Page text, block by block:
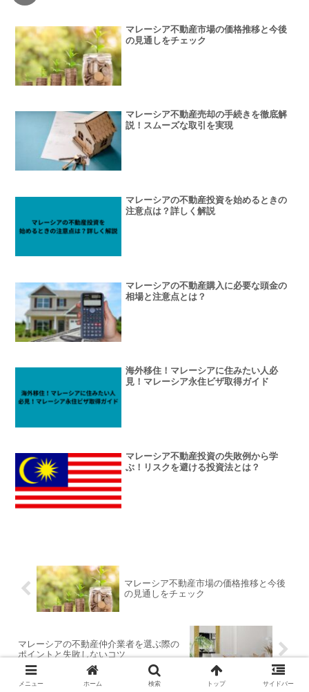
マレーシア不動産市場の価格推移と今後
の見通しをチェック
マレーシア不動産売却の手続きを徹底解
説！スムーズな取引を実現
マレーシアの不動産投資を始めるときの
注意点は？詳しく解説
マレーシアの不動産購入に必要な頭金の
相場と注意点とは？
海外移住！マレーシアに住みたい人必
見！マレーシア永住ビザ取得ガイド
マレーシア不動産投資の失敗例から学
ぶ！リスクを避ける投資法とは？
マレーシア不動産市場の価格推移と今後
の見通しをチェック
マレーシアの不動産仲介業者を選ぶ際の
ポイントと失敗しないコツ
メニュー ホーム 検索 トップ サイドバー